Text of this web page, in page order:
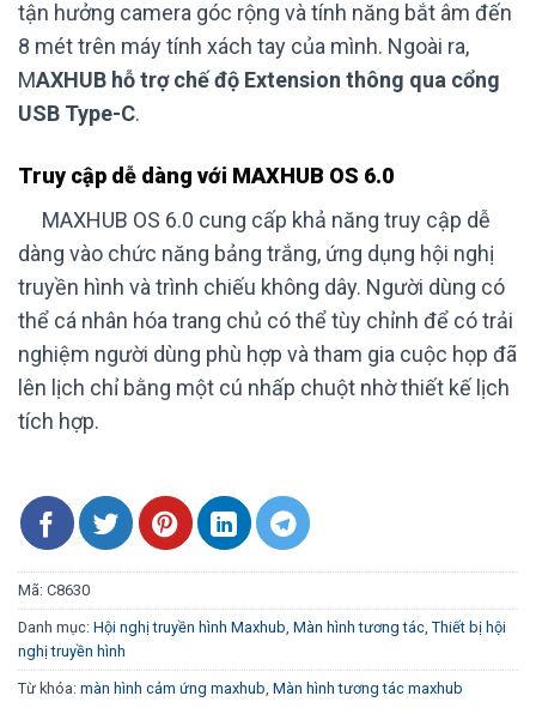
tận hưởng camera góc rộng và tính năng bắt âm đến
8 mét trên máy tính xách tay của mình. Ngoài ra,
MAXHUB hỗ trợ chế độ Extension thông qua cổng
USB Type-C.
Truy cập dễ dàng với MAXHUB OS 6.0
MAXHUB OS 6.0 cung cấp khả năng truy cập dễ
dàng vào chức năng bảng trắng, ứng dụng hội nghị
truyền hình và trình chiếu không dây. Người dùng có
thể cá nhân hóa trang chủ có thể tùy chỉnh để có trải
nghiệm người dùng phù hợp và tham gia cuộc họp đã
lên lịch chỉ bằng một cú nhấp chuột nhờ thiết kế lịch
tích hợp.
Mã: C8630
Danh mục: Hội nghị truyền hình Maxhub, Màn hình tương tác, Thiết bị hội
nghị truyền hình
Từ khóa: màn hình cảm ứng maxhub, Màn hình tương tác maxhub